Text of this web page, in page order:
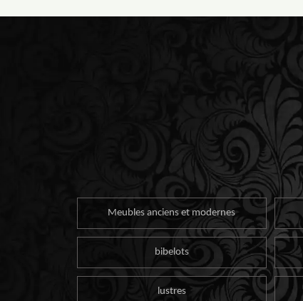
Meubles anciens et modernes
bibelots
lustres